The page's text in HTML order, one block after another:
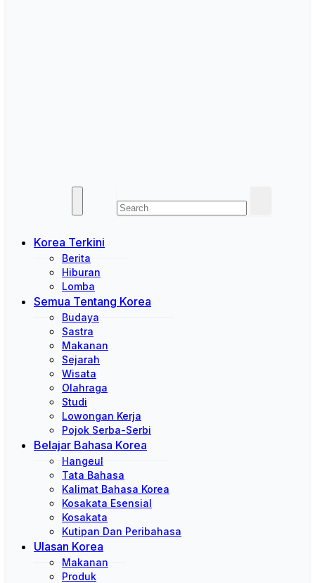
Korea Terkini
Berita
Hiburan
Lomba
Semua Tentang Korea
Budaya
Sastra
Makanan
Sejarah
Wisata
Olahraga
Studi
Lowongan Kerja
Pojok Serba-Serbi
Belajar Bahasa Korea
Hangeul
Tata Bahasa
Kalimat Bahasa Korea
Kosakata Esensial
Kosakata
Kutipan Dan Peribahasa
Ulasan Korea
Makanan
Produk